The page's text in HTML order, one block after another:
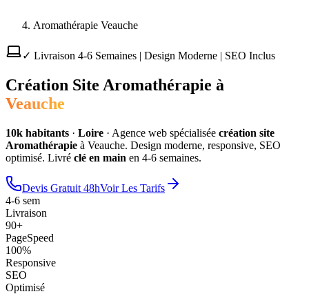
Aromathérapie Veauche
✓ Livraison 4-6 Semaines | Design Moderne | SEO Inclus
Création Site Aromathérapie à
Veauche
10k habitants · Loire · Agence web spécialisée création site
Aromathérapie à Veauche. Design moderne, responsive, SEO
optimisé. Livré clé en main en 4-6 semaines.
Devis Gratuit 48hVoir Les Tarifs
4-6 sem
Livraison
90+
PageSpeed
100%
Responsive
SEO
Optimisé